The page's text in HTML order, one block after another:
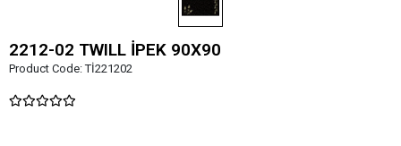
2212-02 TWILL İPEK 90X90
Product Code:Tİ221202